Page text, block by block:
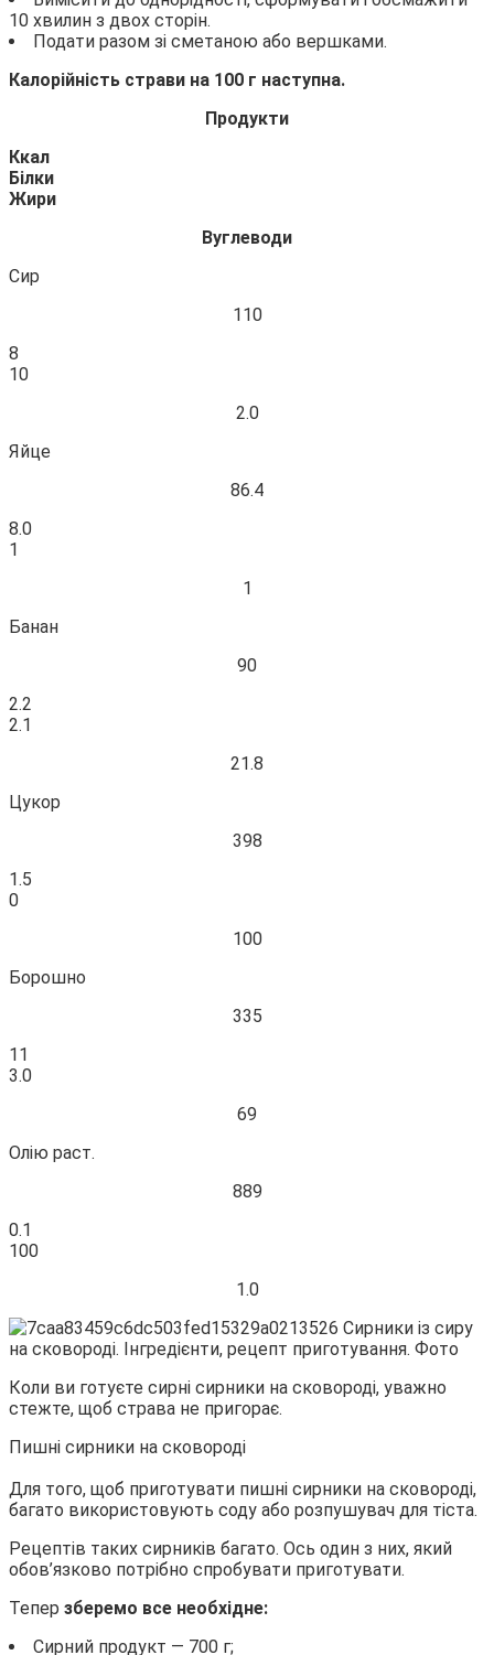
10 хвилин з двох сторін.
Подати разом зі сметаною або вершками.
Калорійність страви на 100 г наступна.
Продукти
Ккал
Білки
Жири
Вуглеводи
Сир
110
8
10
2.0
Яйце
86.4
8.0
1
1
Банан
90
2.2
2.1
21.8
Цукор
398
1.5
0
100
Борошно
335
11
3.0
69
Олію раст.
889
0.1
100
1.0
Коли ви готуєте сирні сирники на сковороді, уважно
стежте, щоб страва не пригорає.
Пишні сирники на сковороді
Для того, щоб приготувати пишні сирники на сковороді,
багато використовують соду або розпушувач для тіста.
Рецептів таких сирників багато. Ось один з них, який
обов’язково потрібно спробувати приготувати.
Тепер зберемо все необхідне:
Сирний продукт — 700 г;